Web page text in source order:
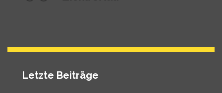
Letzte Beiträge